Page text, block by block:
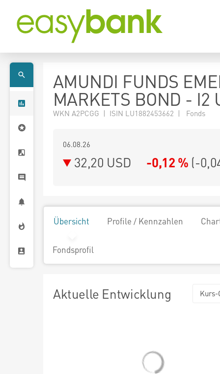
AMUNDI FUNDS
MARKETS BOND - I2
WKN A2PCGG | ISIN LU1882453662 | Fonds
06.08.26
32,20 USD -0,12 % (-
Übersicht Profile / Kennzahlen
Fondsprofil
Aktuelle Entwicklung Kurs-